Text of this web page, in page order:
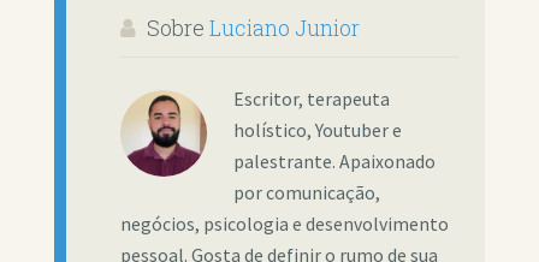
Sobre Luciano Junior
Escritor, terapeuta
holístico, Youtuber e
palestrante. Apaixonado
por comunicação,
negócios, psicologia e desenvolvimento
pessoal. Gosta de definir o rumo de sua